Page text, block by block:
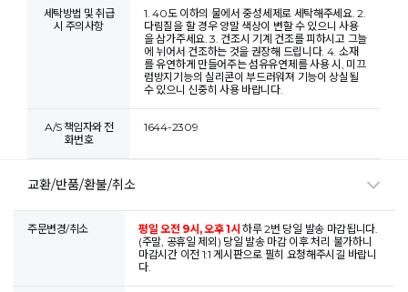
세탁방법 및 취급
시 주의사항
1. 40도 이하의 물에서 중성세제로 세탁해주세요. 2.
다림질을 할 경우 양말 색상이 변할 수 있으니 사용
을 삼가주세요. 3. 건조시 기계 건조를 피하시고 그늘
에 뉘어서 건조하는 것을 권장해 드립니다. 4. 소재
를 유연하게 만들어주는 섬유유연제를 사용 시, 미끄
럼방지기능의 실리콘이 부드러워져 기능이 상실될
수 있으니 신중히 사용 바랍니다.
A/S 책임자와 전
화번호
1644-2309
교환/반품/환불/취소
주문변경/취소 평일 오전 9시, 오후 1시하루 2번 당일 발송 마감됩니다.
(주말, 공휴일 제외) 당일 발송 마감 이후 처리 불가하니
마감시간 이전 1:1 게시판으로 필히 요청해주시길 바랍니
다.